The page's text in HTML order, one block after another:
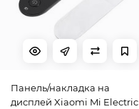
Панель/накладка на
дисплей Xiaomi Mi Electric